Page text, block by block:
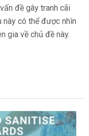
đề gây tranh cãi
này có thể được nhìn
gia về chủ đề này.